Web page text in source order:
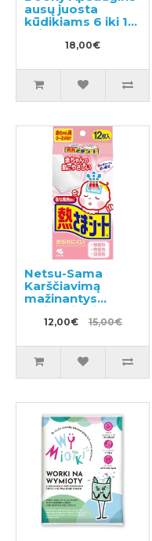
ausų juosta
kūdikiams 6 iki 12
mėnesių
18,00€
Netsu-Sama
Karščiavimą
mažinantys
pleistrai vaikams
nuo 2 iki 24
12,00€ 15,00€